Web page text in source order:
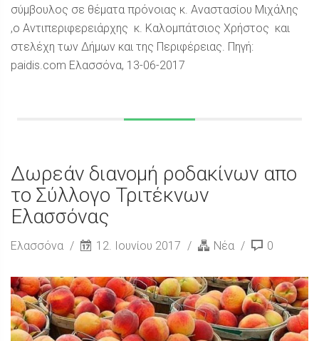
σύμβουλος σε θέματα πρόνοιας κ. Αναστασίου Μιχάλης
,ο Αντιπεριφερειάρχης κ. Καλομπάτσιος Χρήστος και
στελέχη των Δήμων και της Περιφέρειας. Πηγή:
paidis.com Ελασσόνα, 13-06-2017
Δωρεάν διανομή ροδακίνων απο
το Σύλλογο Τριτέκνων
Ελασσόνας
Ελασσόνα 12. Ιουνίου 2017 Νέα 0